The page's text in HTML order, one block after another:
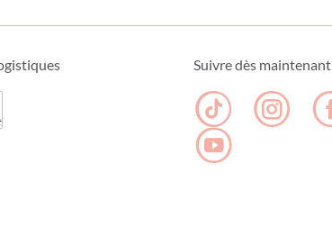
Suivre dès maintenant